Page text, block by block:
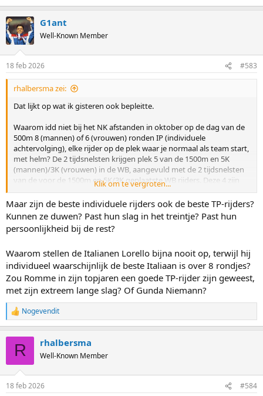
G1ant
Well-Known Member
18 feb 2026 #583
rhalbersma zei:
Dat lijkt op wat ik gisteren ook bepleitte.
Waarom idd niet bij het NK afstanden in oktober op de dag van de
500m 8 (mannen) of 6 (vrouwen) ronden IP (individuele
achtervolging), elke rijder op de plek waar je normaal als team start,
met helm? De 2 tijdsnelsten krijgen plek 5 van de 1500m en 5K
(mannen)/3K (vrouwen) in de WB, aangevuld met de 2 tijdsnelsten
van de voor de 1500m en 5K/3K geplaatste WB rijders. Deze 4 zijn
verplicht op de woensdag en donderdag voor ieder WB-weekend
een gezamenlijke TP training af te werken.
Bij het OKT op de dag van de 500m, idem. En dan plek 8 en 9 in de
matrix reserveren voor de 2 tijdsnelsten van de IP aan te vullen met
t/m 7. Dan zijn het ook geen aanwijsplekken meer, maar pure
kwalificatieplekken zodat zowel 1500m als 5K/3K rijders zich hierin
kunnen specialiseren. Op de OS moeten ze hun individuele plekken
dan krijgen van onderaf de overige 15 plekken in de matrix (als ze al
niet rechtstreeks zijn gekwalificeerd).
Klik om te vergroten...
Maar zijn de beste individuele rijders ook de beste TP-rijders?
Kunnen ze duwen? Past hun slag in het treintje? Past hun
persoonlijkheid bij de rest?
Waarom stellen de Italianen Lorello bijna nooit op, terwijl hij
individueel waarschijnlijk de beste Italiaan is over 8 rondjes?
Zou Romme in zijn topjaren een goede TP-rijder zijn geweest,
met zijn extreem lange slag? Of Gunda Niemann?
R
e
s
Nogevendit
R rhalbersma
Well-Known Member
18 feb 2026 #584